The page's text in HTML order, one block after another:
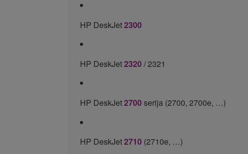
HP DeskJet2300
HP DeskJet2320/ 2321
HP DeskJet2700serija (2700, 2700e, …)
HP DeskJet2710 (2710e, …)